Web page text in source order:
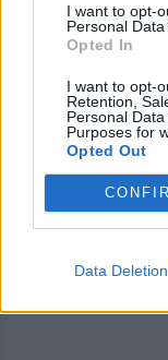
I want to opt-
Personal Data
Opted In
I want to opt-
Retention,
Personal
Purposes for
Opted Out
Data Deletion